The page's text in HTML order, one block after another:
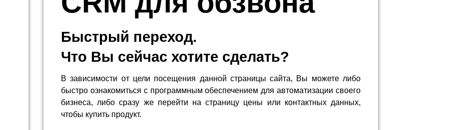
Быстрый переход.
Что Вы сейчас хотите сделать?
В зависимости от цели посещения данной страницы сайта, Вы можете либо
быстро ознакомиться с программным обеспечением для автоматизации своего
бизнеса, либо сразу же перейти на страницу цены или контактных данных,
чтобы купить продукт.